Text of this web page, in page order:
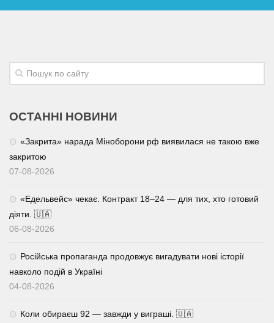
ОСТАННІ НОВИНИ
«Закрита» нарада Міноборони рф виявилася не такою вже
закритою
07-08-2026
«Едельвейс» чекає. Контракт 18–24 — для тих, хто готовий
діяти. 🇺🇦
06-08-2026
Російська пропаганда продовжує вигадувати нові історії
навколо подій в Україні
04-08-2026
Коли обираєш 92 — завжди у виграші. 🇺🇦